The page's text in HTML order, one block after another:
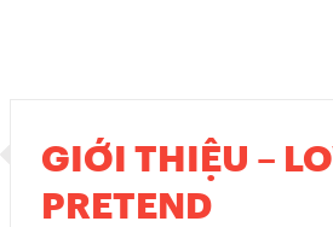
GIỚI THIỆU –
PRETEND